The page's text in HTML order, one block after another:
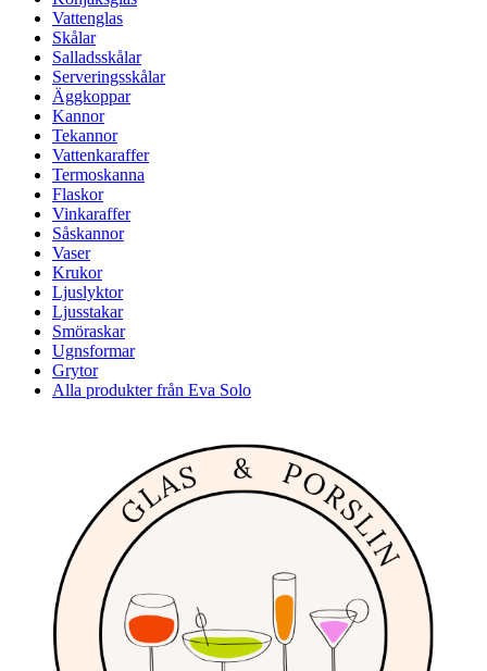
Vattenglas
Skålar
Salladsskålar
Serveringsskålar
Äggkoppar
Kannor
Tekannor
Vattenkaraffer
Termoskanna
Flaskor
Vinkaraffer
Såskannor
Vaser
Krukor
Ljuslyktor
Ljusstakar
Smöraskar
Ugnsformar
Grytor
Alla produkter från Eva Solo